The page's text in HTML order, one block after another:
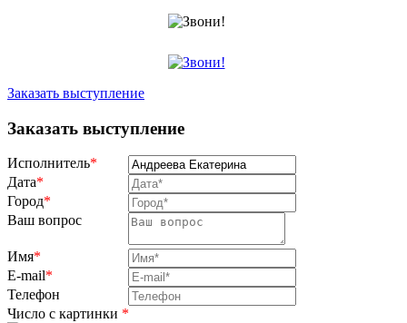
Заказать выступление
Заказать выступление
Исполнитель*
Дата*
Город*
Ваш вопрос
Имя*
E-mail*
Телефон
Число с картинки *